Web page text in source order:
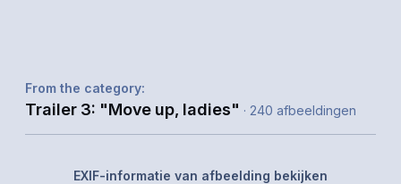
From the category:
Trailer 3: "Move up, ladies" · 240 afbeeldingen
EXIF-informatie van afbeelding bekijken